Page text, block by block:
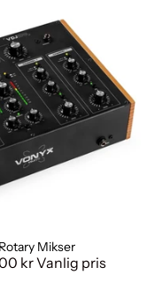
Mikser
krVanlig pris